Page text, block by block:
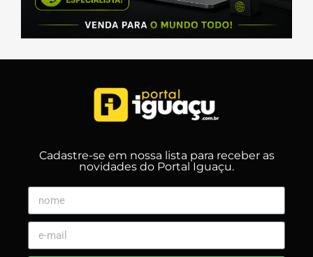
Cadastre-se em nossa lista para receber as
novidades do Portal Iguaçu.